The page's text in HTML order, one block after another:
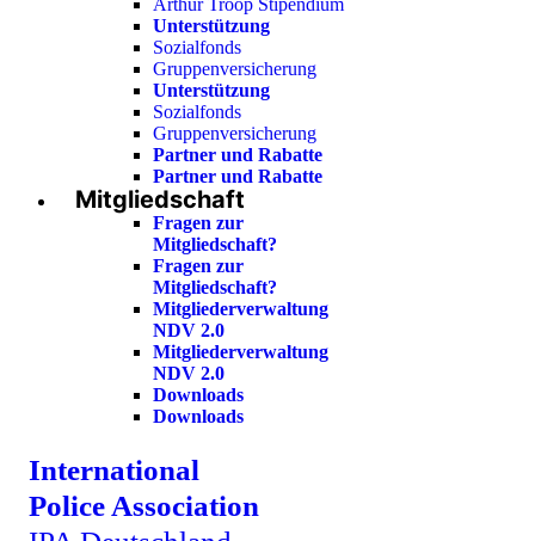
Unterstützung
Sozialfonds
Gruppenversicherung
Unterstützung
Sozialfonds
Gruppenversicherung
Partner und Rabatte
Partner und Rabatte
Mitgliedschaft
Fragen zur
Mitgliedschaft?
Fragen zur
Mitgliedschaft?
Mitgliederverwaltung
NDV 2.0
Mitgliederverwaltung
NDV 2.0
Downloads
Downloads
International
Police Association